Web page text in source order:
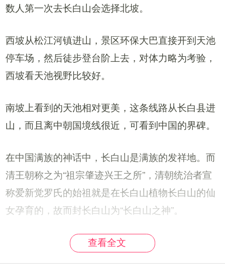
数人第一次去长白山会选择北坡。
西坡从松江河镇进山，景区环保大巴直接开到天池
停车场，然后徒步登台阶上去，对体力略为考验，
西坡看天池视野比较好。
南坡上看到的天池相对更美，这条线路从长白县进
山，而且离中朝国境线很近，可看到中国的界碑。
在中国满族的神话中，长白山是满族的发祥地。而
清王朝称之为“祖宗肇迹兴王之所”，清朝统治者宣
称爱新觉罗氏的始祖就是在长白山植物长白山的仙
女孕育的，故而封长白山为“长白山之神”。
长白山跟延吉市没半毛关系，以前没有，现在更没
查看全文